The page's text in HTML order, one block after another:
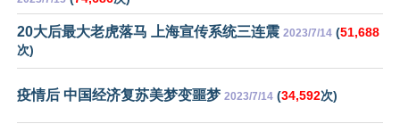
20大后最大老虎落马 上海宣传系统三连震 2023/7/14 (51,688
次)
疫情后 中国经济复苏美梦变噩梦 2023/7/14 (34,592次)